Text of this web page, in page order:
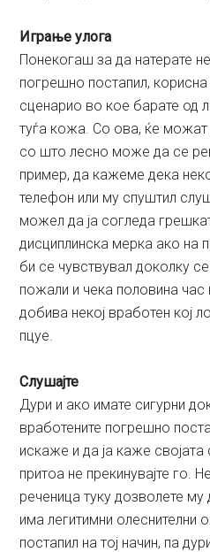
Играње улога
Понекогаш за да натерате
погрешно постапил,
сценарио во кое барате од
туѓа кожа. Со ова, ќе
со што лесно може да се
пример, да кажеме дека
телефон или му спуштил
можел да ја согледа
дисциплинска мерка ако на
би се чувствувал доколку
пожали и чека половина час
добива некој вработен кој
пцуе.
Слушајте
Дури и ако имате сигурни
вработените погрешно
искаже и да ја каже својата
притоа не прекинувајте го.
реченица туку дозволете
има легитимни олеснителни
постапил на тој начин, па